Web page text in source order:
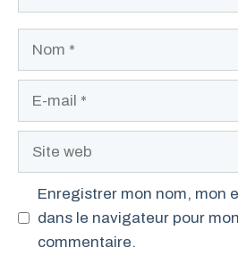
Enregistrer mon nom, mon
dans le navigateur pour
commentaire.